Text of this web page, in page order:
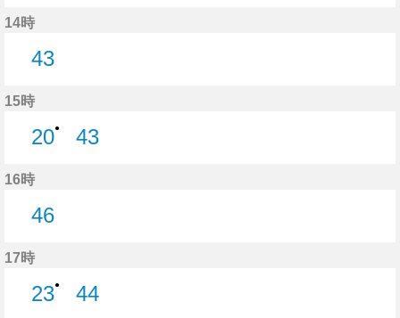
14時
43
15時
20●
43
16時
46
17時
23●
44